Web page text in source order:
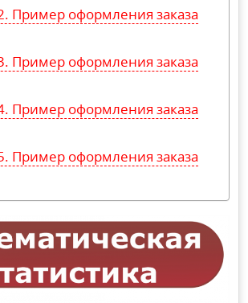
Пример оформления заказа
Пример оформления заказа
Пример оформления заказа
Пример оформления заказа